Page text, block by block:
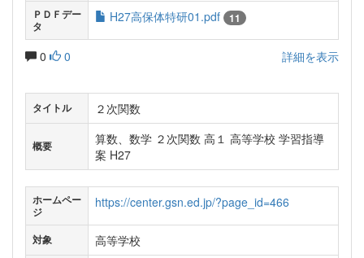
ＰＤＦデー
タ
H27高保体特研01.pdf 11
0 0 詳細を表示
タイトル ２次関数
概要
算数、数学 ２次関数 高１ 高等学校 学習指導
案 H27
ホームペー
ジ
https://center.gsn.ed.jp/?page_id=466
対象 高等学校